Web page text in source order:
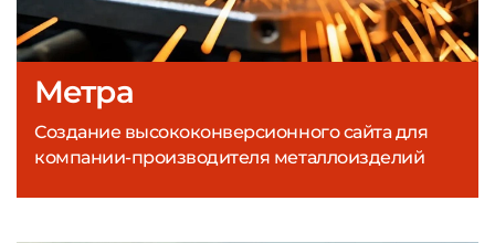
Метра
Создание высококонверсионного сайта для
компании-производителя металлоизделий